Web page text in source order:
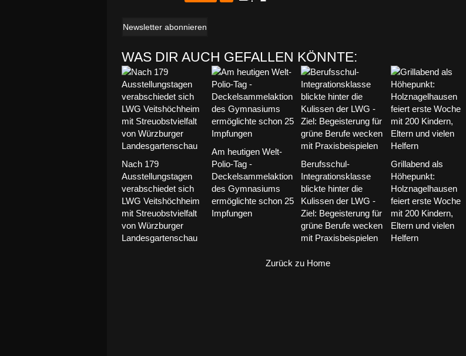
Newsletter abonnieren
WAS DIR AUCH GEFALLEN KÖNNTE:
Nach 179
Ausstellungstagen
verabschiedet sich
LWG Veitshöchheim
mit Streuobstvielfalt
von Würzburger
Landesgartenschau
Am heutigen Welt-
Polio-Tag -
Deckelsammelaktion
des Gymnasiums
ermöglichte schon 25
Impfungen
Berufsschul-
Integrationsklasse
blickte hinter die
Kulissen der LWG -
Ziel: Begeisterung für
grüne Berufe wecken
mit Praxisbeispielen
Grillabend als
Höhepunkt:
Holznagelhausen
feiert erste Woche
mit 200 Kindern,
Eltern und vielen
Helfern
Zurück zu Home